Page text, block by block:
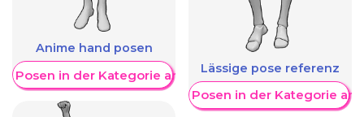
Anime hand posen
Posen in der Kategorie anzeigenLässige pose referenz
Weitere Posen in der Kategorie